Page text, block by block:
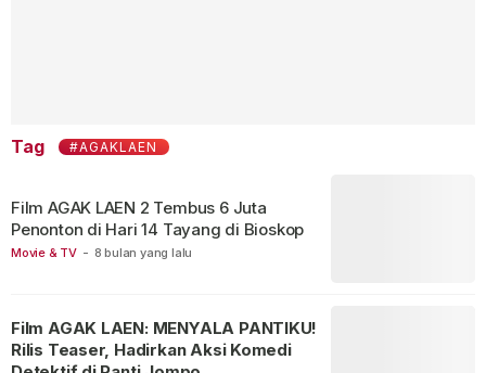
Tag #AGAKLAEN
Movie & TV - 8 bulan yang lalu
Film AGAK LAEN 2 Tembus 6 Juta
Penonton di Hari 14 Tayang di Bioskop
Film AGAK LAEN: MENYALA PANTIKU!
Rilis Teaser, Hadirkan Aksi Komedi